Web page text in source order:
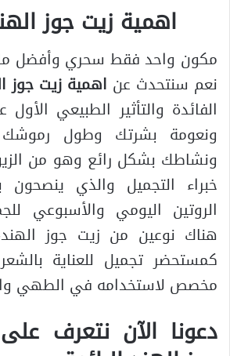
اهمية زيت جوز
مكون واحد فقط سحري وأفضل ما
نعم سنتحدث عن اهمية زيت جوز
الفائدة والتأثير الطبيعي
ونعومة بشرتك وطول رموشك
ونشاطك بشكل رائع وهو من
خبراء التجميل والذي
الروتين اليومي والأسبوعي
هناك نوعين من زيت جوز
كمستحضر تجميل للعناية
مخصص لاستخدامه في الطهي
دعونا الآن نتعرف